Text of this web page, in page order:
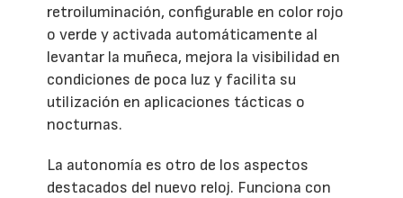
retroiluminación, configurable en color rojo
o verde y activada automáticamente al
levantar la muñeca, mejora la visibilidad en
condiciones de poca luz y facilita su
utilización en aplicaciones tácticas o
nocturnas.
La autonomía es otro de los aspectos
destacados del nuevo reloj. Funciona con